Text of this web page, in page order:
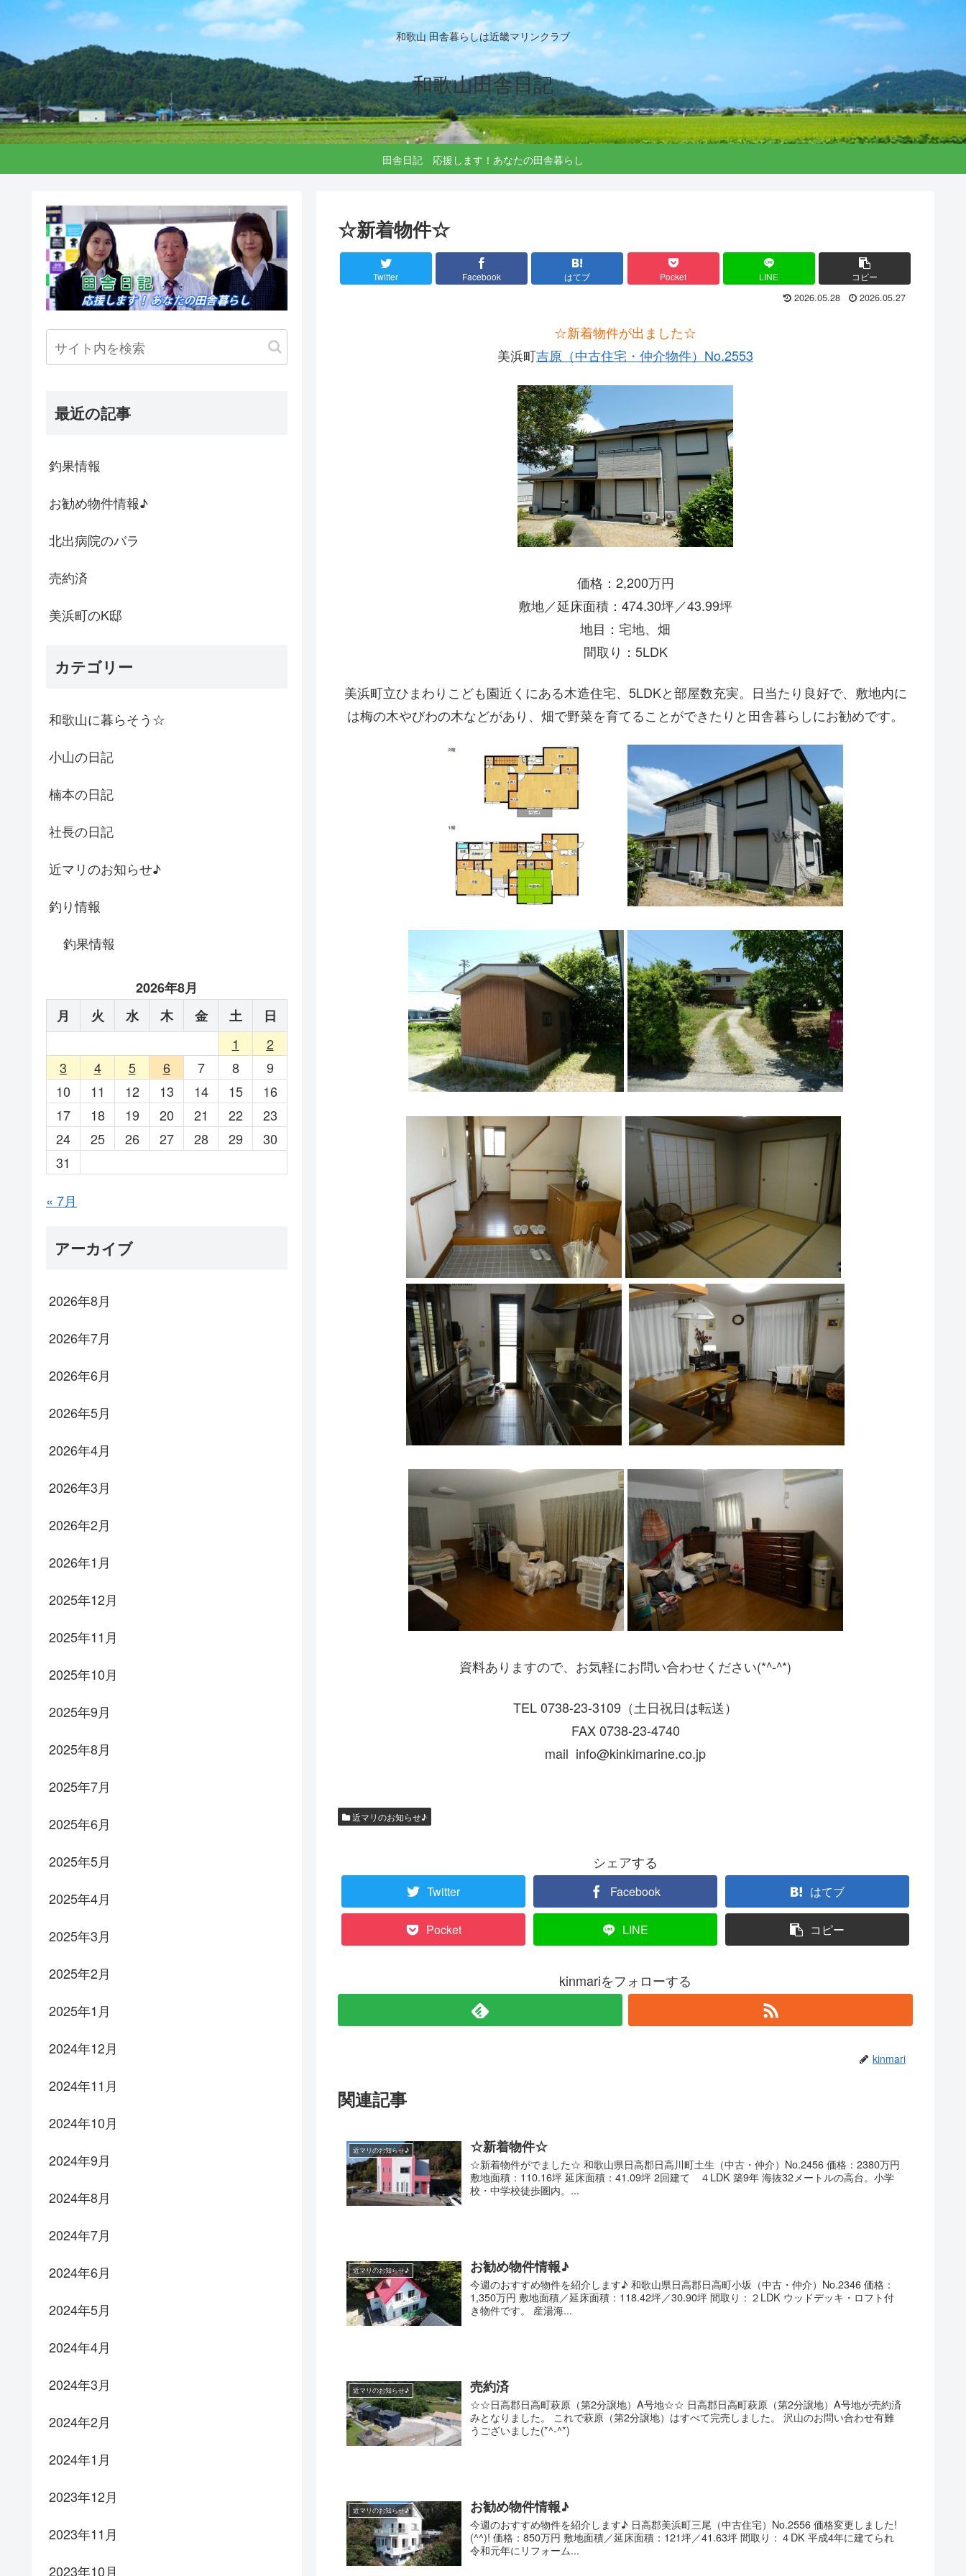
和歌山 田舎暮らしは近畿マリンクラブ
和歌山田舎日記
田舎日記 応援します！あなたの田舎暮らし
☆新着物件☆
Twitter Facebook はてブ Pocket LINE コピー
2026.05.28 2026.05.27
☆新着物件が出ました☆
美浜町吉原（中古住宅・仲介物件）No.2553
価格：2,200万円
敷地／延床面積：474.30坪／43.99坪
地目：宅地、畑
間取り：5LDK
美浜町立ひまわりこども園近くにある木造住宅、5LDKと部屋数充実。日当たり良好で、敷地内に
は梅の木やびわの木などがあり、畑で野菜を育てることができたりと田舎暮らしにお勧めです。
資料ありますので、お気軽にお問い合わせください(*^-^*)
TEL 0738-23-3109（土日祝日は転送）
FAX 0738-23-4740
mail info@kinkimarine.co.jp
近マリのお知らせ♪
シェアする
Twitter Facebook はてブ
Pocket LINE コピー
kinmariをフォローする
kinmari
関連記事
近マリのお知らせ♪ ☆新着物件☆
☆新着物件がでました☆ 和歌山県日高郡日高川町土生（中古・仲介）No.2456 価格：2380万円
敷地面積：110.16坪 延床面積：41.09坪 2回建て ４LDK 築9年 海抜32メートルの高台。小学
校・中学校徒歩圏内。...
近マリのお知らせ♪ お勧め物件情報♪
今週のおすすめ物件を紹介します♪ 和歌山県日高郡日高町小坂（中古・仲介）No.2346 価格：
1,350万円 敷地面積／延床面積：118.42坪／30.90坪 間取り：２LDK ウッドデッキ・ロフト付
き物件です。 産湯海...
近マリのお知らせ♪ 売約済
☆☆日高郡日高町萩原（第2分譲地）A号地☆☆ 日高郡日高町萩原（第2分譲地）A号地が売約済
みとなりました。 これで萩原（第2分譲地）はすべて完売しました。 沢山のお問い合わせ有難
うございました(*^-^*)
近マリのお知らせ♪ お勧め物件情報♪
今週のおすすめ物件を紹介します♪ 日高郡美浜町三尾（中古住宅）No.2556 価格変更しました!
(^^)! 価格：850万円 敷地面積／延床面積：121坪／41.63坪 間取り：４DK 平成4年に建てられ
令和元年にリフォーム...
最近の記事
釣果情報
お勧め物件情報♪
北出病院のバラ
売約済
美浜町のK邸
カテゴリー
和歌山に暮らそう☆
小山の日記
楠本の日記
社長の日記
近マリのお知らせ♪
釣り情報
釣果情報
2026年8月
月
火 水 木 金 土
日
1
2
3
4 5 6 7 8
9
10
11 12 13 14 15
16
17
18 19 20 21 22
23
24
25 26 27 28 29
30
31
« 7月
アーカイブ
2026年8月
2026年7月
2026年6月
2026年5月
2026年4月
2026年3月
2026年2月
2026年1月
2025年12月
2025年11月
2025年10月
2025年9月
2025年8月
2025年7月
2025年6月
2025年5月
2025年4月
2025年3月
2025年2月
2025年1月
2024年12月
2024年11月
2024年10月
2024年9月
2024年8月
2024年7月
2024年6月
2024年5月
2024年4月
2024年3月
2024年2月
2024年1月
2023年12月
2023年11月
2023年10月